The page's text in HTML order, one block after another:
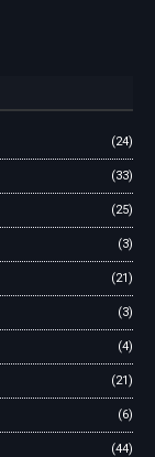
(24)
(33)
(25)
(3)
(21)
(3)
(4)
(21)
(6)
(44)